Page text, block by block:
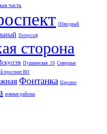
часть
Обводный
Петергоф
сторона
Пушкинская_10 Северные
проспект ВО
Фонтанка Царское
южные районы